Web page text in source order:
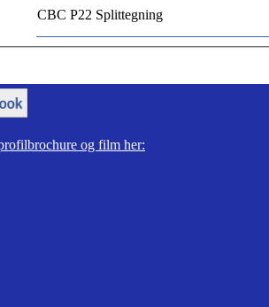
CBC P22 Splittegning
og film her: